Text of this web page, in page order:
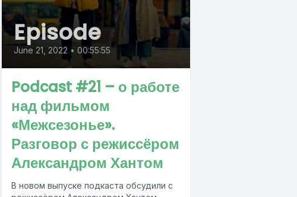
Episode
June 21, 2022 • 00:55:55
Podcast #21 – о работе
над фильмом
«Межсезонье».
Разговор с режиссёром
Александром Хантом
В новом выпуске подкаста обсудили с